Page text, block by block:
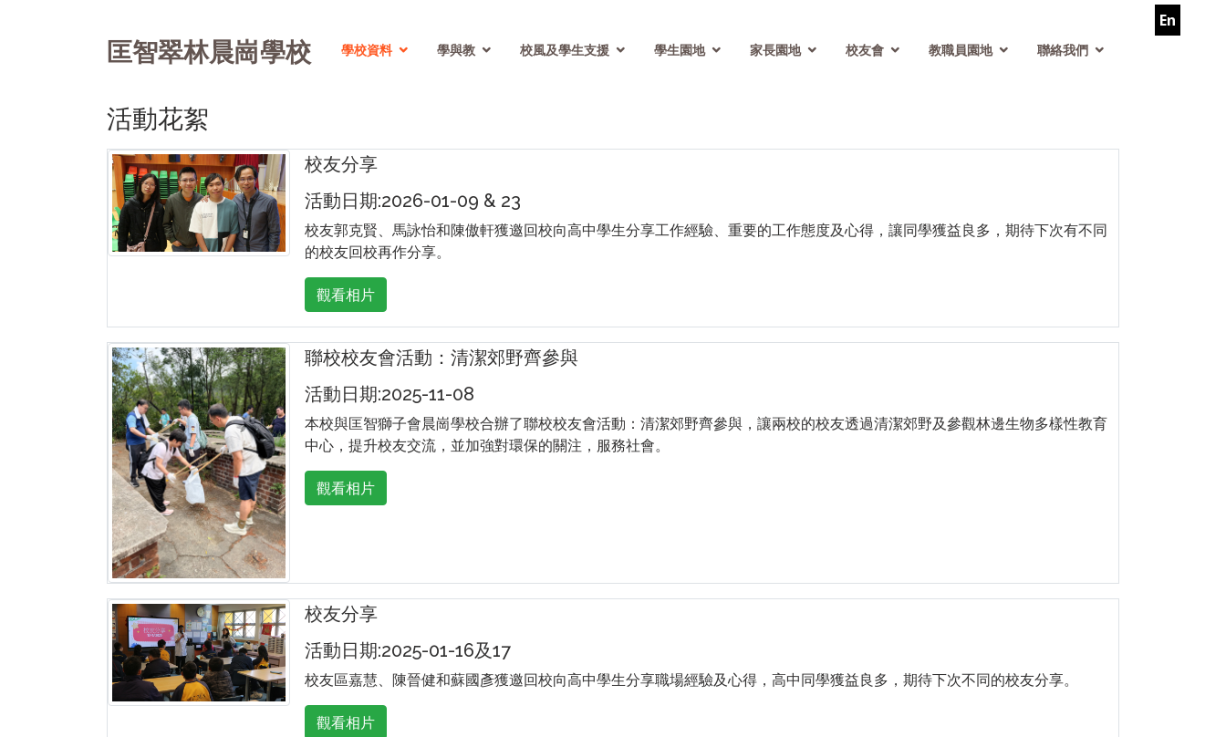
匡智翠林晨崗學校 學校資料 學與教 校風及學生支援 學生園地 家長園地 校友會 教職員園地 聯絡我們
En
活動花絮
校友分享
活動日期:2026-01-09 & 23
校友郭克賢、馬詠怡和陳傲軒獲邀回校向高中學生分享工作經驗、重要的工作態度及心得，讓同學獲益良多，期待下次有不同
的校友回校再作分享。
觀看相片
聯校校友會活動：清潔郊野齊參與
活動日期:2025-11-08
本校與匡智獅子會晨崗學校合辦了聯校校友會活動：清潔郊野齊參與，讓兩校的校友透過清潔郊野及參觀林邊生物多樣性教育
中心，提升校友交流，並加強對環保的關注，服務社會。
觀看相片
校友分享
活動日期:2025-01-16及17
校友區嘉慧、陳晉健和蘇國彥獲邀回校向高中學生分享職場經驗及心得，高中同學獲益良多，期待下次不同的校友分享。
觀看相片